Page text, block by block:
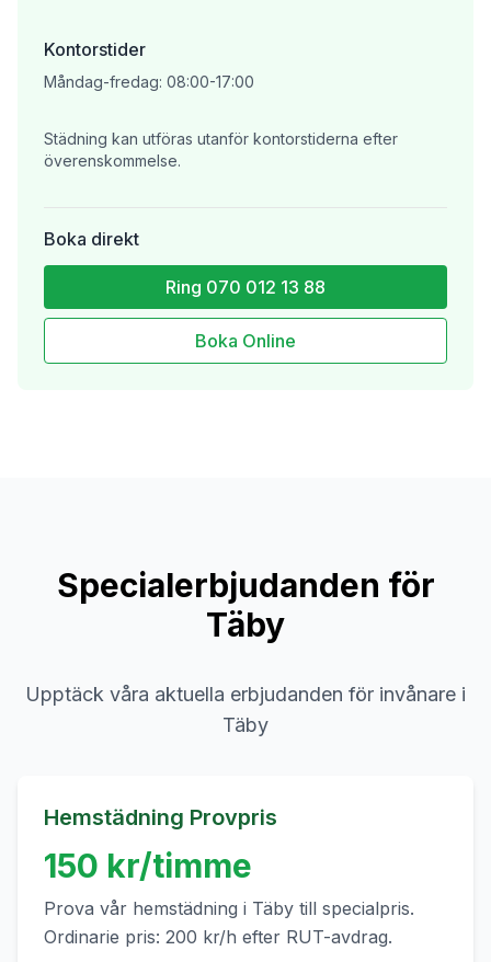
Kontorstider
Måndag-fredag: 08:00-17:00
Städning kan utföras utanför kontorstiderna efter
överenskommelse.
Boka direkt
Ring 070 012 13 88
Boka Online
Specialerbjudanden för
Täby
Upptäck våra aktuella erbjudanden för invånare i
Täby
Hemstädning Provpris
150 kr/timme
Prova vår hemstädning i Täby till specialpris.
Ordinarie pris: 200 kr/h efter RUT-avdrag.